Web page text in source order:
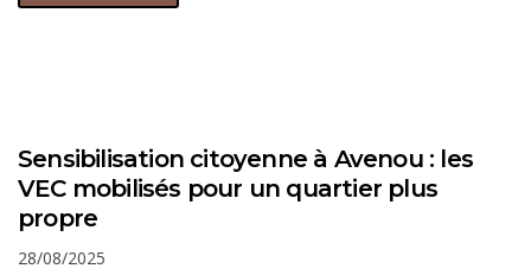
Sensibilisation citoyenne à Avenou : les
VEC mobilisés pour un quartier plus
propre
28/08/2025